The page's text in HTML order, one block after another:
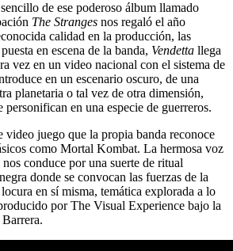
de ese poderoso álbum llamado
The Stranges nos regaló el año
calidad en la producción, las
en escena de la banda, Vendetta llega
vez en un video nacional con el sistema de
en un escenario oscuro, de una
planetaria o tal vez de otra dimensión,
personifican en una especie de guerreros.
video juego que la propia banda reconoce
como Mortal Kombat. La hermosa voz
conduce por una suerte de ritual
donde se convocan las fuerzas de la
en sí misma, temática explorada a lo
por The Visual Experience bajo la